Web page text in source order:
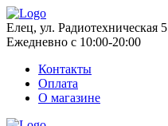
Елец, ул. Радиотехническая 5
Ежедневно с 10:00-20:00
Контакты
Оплата
О магазине